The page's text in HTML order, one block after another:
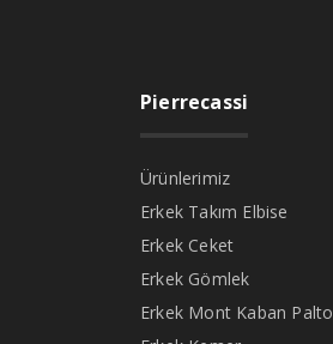
Pierrecassi
Ürünlerimiz
Erkek Takım Elbise
Erkek Ceket
Erkek Gömlek
Erkek Mont Kaban Palto